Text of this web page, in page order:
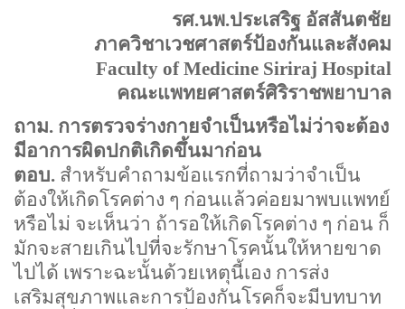
รศ.นพ.ประเสริฐ อัสสันตชัย
ภาควิชาเวชศาสตร์ป้องกันและสังคม
Faculty ofMedicine Siriraj Hospital
คณะแพทยศาสตร์ศิริราชพยาบาล
ถาม. การตรวจร่างกายจำเป็นหรือไม่ว่าจะต้อง
มีอาการผิดปกติเกิดขึ้นมาก่อน
ตอบ. สำหรับคำถามข้อแรกที่ถามว่าจำเป็น
ต้องให้เกิดโรคต่าง ๆ ก่อนแล้วค่อยมาพบแพทย์
หรือไม่ จะเห็นว่า ถ้ารอให้เกิดโรคต่าง ๆ ก่อน ก็
มักจะสายเกินไปที่จะรักษาโรคนั้นให้หายขาด
ไปได้ เพราะฉะนั้นด้วยเหตุนี้เอง การส่ง
เสริมสุขภาพและการป้องกันโรคก็จะมีบทบาท